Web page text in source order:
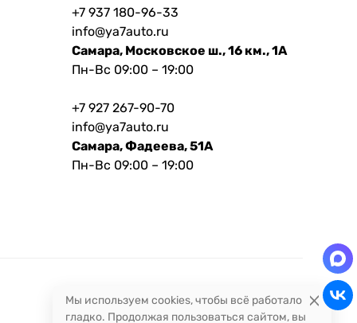
+7 937 180-96-33
info@ya7auto.ru
Самара, Московское ш., 16 км., 1А
Пн-Вс 09:00 – 19:00
+7 927 267-90-70
info@ya7auto.ru
Самара, Фадеева, 51А
Пн-Вс 09:00 – 19:00
Мы используем cookies, чтобы всё работало
гладко. Продолжая пользоваться сайтом, вы